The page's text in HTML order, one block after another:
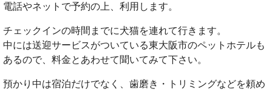
電話やネットで予約の上、利用します。
チェックインの時間までに犬猫を連れて行きます。
中には送迎サービスがついている東大阪市のペットホテルも
あるので、料金とあわせて聞いてみて下さい。
預かり中は宿泊だけでなく、歯磨き・トリミングなどを頼め